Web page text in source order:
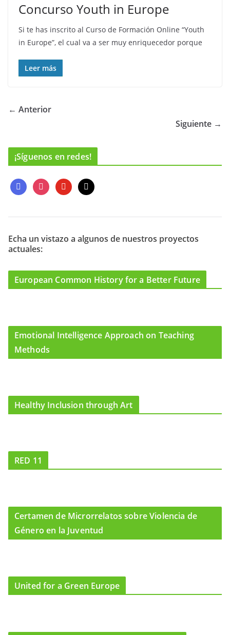
Concurso Youth in Europe
Si te has inscrito al Curso de Formación Online “Youth
in Europe”, el cual va a ser muy enriquecedor porque
Leer más
← Anterior
Siguiente →
¡Síguenos en redes!
f
a
e
o
o
i
n
t
g
r
m
y
o
t
b
m
a
l
Echa un vistazo a algunos de nuestros proyectos
actuales:
European Common History for a Better Future
Emotional Intelligence Approach on Teaching
Methods
Healthy Inclusion through Art
RED 11
Certamen de Microrrelatos sobre Violencia de
Género en la Juventud
United for a Green Europe